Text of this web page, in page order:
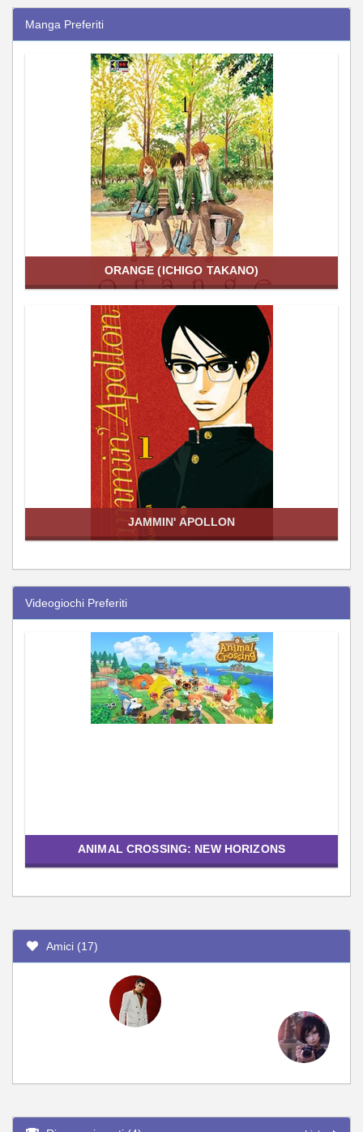
Manga Preferiti
ORANGE (ICHIGO TAKANO)
JAMMIN' APOLLON
Videogiochi Preferiti
ANIMAL CROSSING: NEW HORIZONS
Amici (17)